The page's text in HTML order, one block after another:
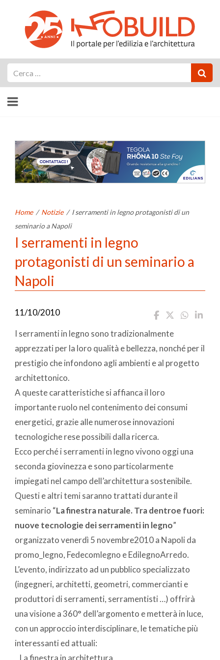
Home / Notizie / I serramenti in legno protagonisti di un
seminario a Napoli
I serramenti in legno
protagonisti di un seminario a
Napoli
11/10/2010
I serramenti in legno sono tradizionalmente
apprezzati per la loro qualità e bellezza, nonché per il
prestigio che infondono agli ambienti e al progetto
architettonico.
A queste caratteristiche si affianca il loro
importante ruolo nel contenimento dei consumi
energetici, grazie alle numerose innovazioni
tecnologiche rese possibili dalla ricerca.
Ecco perché i serramenti in legno vivono oggi una
seconda giovinezza e sono particolarmente
impiegati nel campo dell’architettura sostenibile.
Questi e altri temi saranno trattati durante il
seminario “La finestra naturale. Tra dentroe fuori:
nuove tecnologie dei serramenti in legno”
organizzato venerdì 5 novembre2010 a Napoli da
promo_legno, Fedecomlegno e EdilegnoArredo.
L’evento, indirizzato ad un pubblico specializzato
(ingegneri, architetti, geometri, commercianti e
produttori di serramenti, serramentisti …) offrirà
una visione a 360° dell’argomento e metterà in luce,
con un approccio interdisciplinare, le tematiche più
interessanti ed attuali:
_ La finestra in architettura